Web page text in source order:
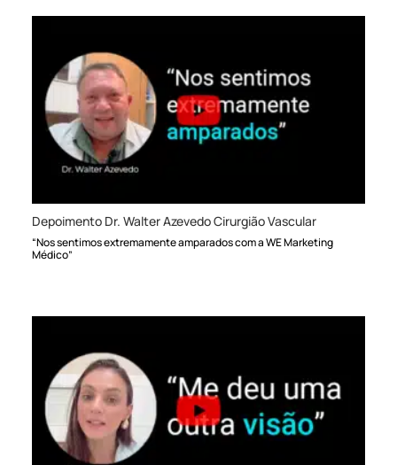
Depoimento Dr. Walter Azevedo Cirurgião Vascular
“Nos sentimos extremamente amparados com a WE Marketing
Médico”